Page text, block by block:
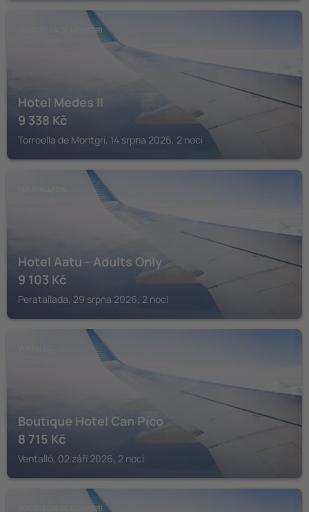
TORROELLA DE MONTGRI
Hotel Medes II
9 338 Kč
Torroella de Montgri, 14 srpna 2026, 2 noci
Hotel Aatu - Adults Only
9 103 Kč
Peratallada, 29 srpna 2026, 2 noci
Boutique Hotel Can Pico
8 715 Kč
Ventalló, 02 září 2026, 2 noci
TORROELLA DE MONTGRI